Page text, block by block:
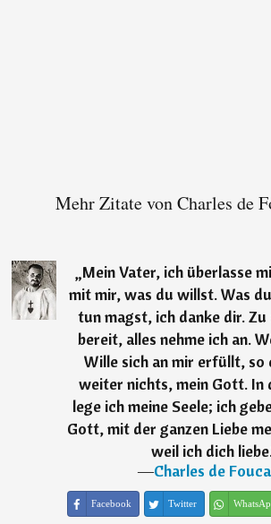
Mehr Zitate von Charles de
„Mein Vater, ich überlasse
mit mir, was du willst. Was
tun magst, ich danke dir. Zu
bereit, alles nehme ich an.
Wille sich an mir erfüllt, so
weiter nichts, mein Gott. In
lege ich meine Seele; ich
Gott, mit der ganzen Liebe
weil ich dich liebe.
―Charles de
Facebook Twitter